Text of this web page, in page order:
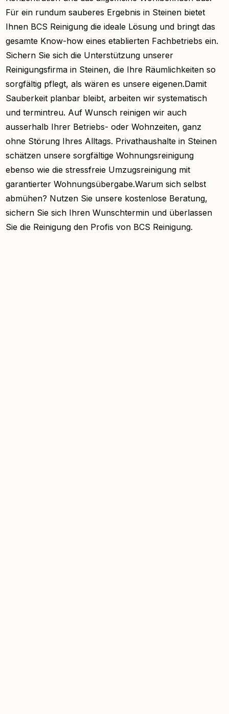
Für ein rundum sauberes Ergebnis in Steinen bietet
Ihnen BCS Reinigung die ideale Lösung und bringt das
gesamte Know-how eines etablierten Fachbetriebs ein.
Sichern Sie sich die Unterstützung unserer
Reinigungsfirma in Steinen, die Ihre Räumlichkeiten so
sorgfältig pflegt, als wären es unsere eigenen.Damit
Sauberkeit planbar bleibt, arbeiten wir systematisch
und termintreu. Auf Wunsch reinigen wir auch
ausserhalb Ihrer Betriebs- oder Wohnzeiten, ganz
ohne Störung Ihres Alltags. Privathaushalte in Steinen
schätzen unsere sorgfältige Wohnungsreinigung
ebenso wie die stressfreie Umzugsreinigung mit
garantierter Wohnungsübergabe.Warum sich selbst
abmühen? Nutzen Sie unsere kostenlose Beratung,
sichern Sie sich Ihren Wunschtermin und überlassen
Sie die Reinigung den Profis von BCS Reinigung.